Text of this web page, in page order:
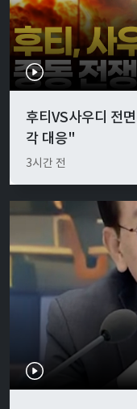
후티VS사우디 전
각 대응"
3시간 전